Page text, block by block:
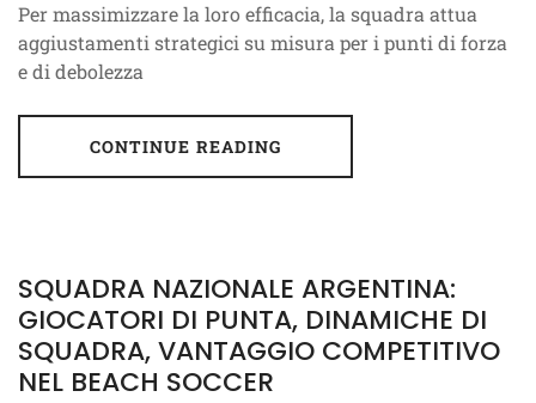
Per massimizzare la loro efficacia, la squadra attua
aggiustamenti strategici su misura per i punti di forza
e di debolezza
CONTINUE READING
SQUADRA NAZIONALE ARGENTINA:
GIOCATORI DI PUNTA, DINAMICHE DI
SQUADRA, VANTAGGIO COMPETITIVO
NEL BEACH SOCCER